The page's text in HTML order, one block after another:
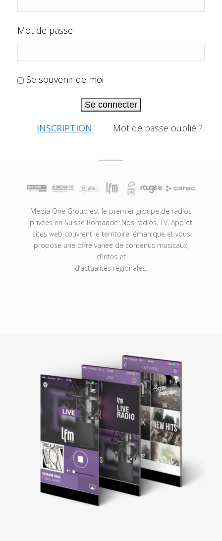
Mot de passe
Se souvenir de moi
Se connecter
INSCRIPTION Mot de passe oublié ?
Media One Group est le premier groupe de radios
privées en Suisse Romande. Nos radios, TV, App et
sites web couvrent le territoire lémanique et vous
propose une offre variée de contenus musicaux,
d’infos et
d’actualités régionales.